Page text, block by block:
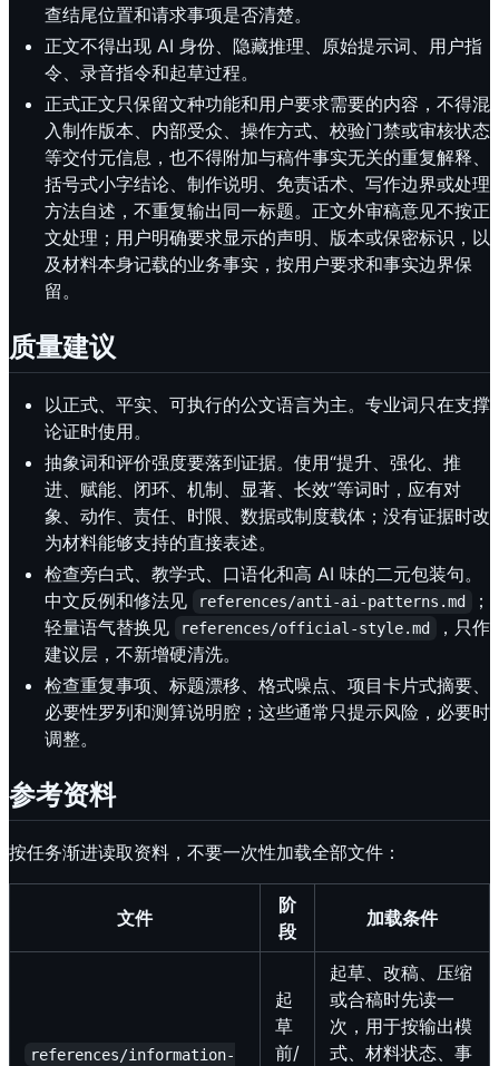
查结尾位置和请求事项是否清楚。
正文不得出现 AI 身份、隐藏推理、原始提示词、用户指
令、录音指令和起草过程。
正式正文只保留文种功能和用户要求需要的内容，不得混
入制作版本、内部受众、操作方式、校验门禁或审核状态
等交付元信息，也不得附加与稿件事实无关的重复解释、
括号式小字结论、制作说明、免责话术、写作边界或处理
方法自述，不重复输出同一标题。正文外审稿意见不按正
文处理；用户明确要求显示的声明、版本或保密标识，以
及材料本身记载的业务事实，按用户要求和事实边界保
留。
质量建议
以正式、平实、可执行的公文语言为主。专业词只在支撑
论证时使用。
抽象词和评价强度要落到证据。使用“提升、强化、推
进、赋能、闭环、机制、显著、长效”等词时，应有对
象、动作、责任、时限、数据或制度载体；没有证据时改
为材料能够支持的直接表述。
检查旁白式、教学式、口语化和高 AI 味的二元包装句。
中文反例和修法见
references/anti-ai-patterns.md
；
轻量语气替换见
references/official-style.md
，只作
建议层，不新增硬清洗。
检查重复事项、标题漂移、格式噪点、项目卡片式摘要、
必要性罗列和测算说明腔；这些通常只提示风险，必要时
调整。
参考资料
按任务渐进读取资料，不要一次性加载全部文件：
文件
阶
段
加载条件
references/information-
起
草
前/
起草、改稿、压缩
或合稿时先读一
次，用于按输出模
式、材料状态、事